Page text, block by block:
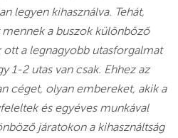
legyen kihasználva. Tehát,
a buszok különböző
a legnagyobb utasforgalmat
1-2 utas van csak. Ehhez az
céget, olyan embereket, akik a
és egyéves munkával
járatokon a kihasználtság